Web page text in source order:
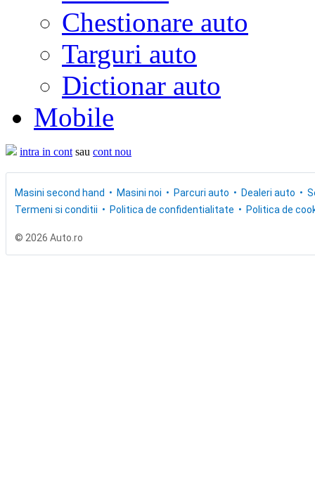
Chestionare auto
Targuri auto
Dictionar auto
Mobile
intra in cont sau cont nou
Masini second hand Masini noi Parcuri auto Dealeri auto
Termeni si conditii
Politica de confidentialitate Politica de
© 2026 Auto.ro